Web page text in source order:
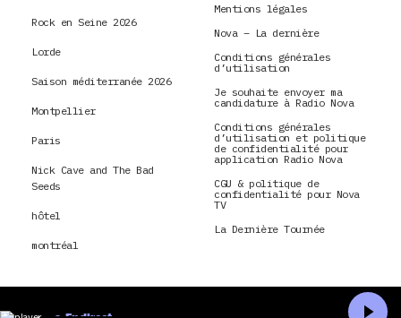
Rock en Seine 2026
Lorde
Saison méditerranée 2026
Montpellier
Paris
Nick Cave and The Bad
Seeds
hôtel
montréal
Mentions légales
Nova – La dernière
Conditions générales
d’utilisation
Je souhaite envoyer ma
candidature à Radio Nova
Conditions générales
d’utilisation et politique
de confidentialité pour
application Radio Nova
CGU & politique de
confidentialité pour Nova
TV
La Dernière Tournée